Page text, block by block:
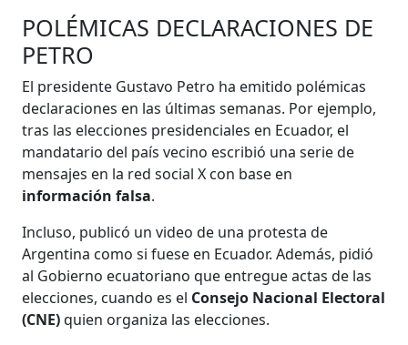
POLÉMICAS DECLARACIONES DE
PETRO
El presidente Gustavo Petro ha emitido polémicas
declaraciones en las últimas semanas. Por ejemplo,
tras las elecciones presidenciales en Ecuador, el
mandatario del país vecino escribió una serie de
mensajes en la red social X con base en
información falsa.
Incluso, publicó un video de una protesta de
Argentina como si fuese en Ecuador. Además, pidió
al Gobierno ecuatoriano que entregue actas de las
elecciones, cuando es el Consejo Nacional Electoral
(CNE)quien organiza las elecciones.